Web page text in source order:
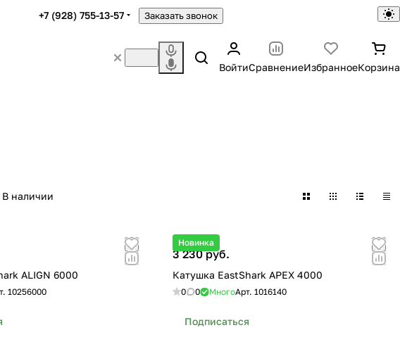
+7 (928) 755-13-57 Заказать звонок
ВойтиСравнениеИзбранноеКорзина
В наличии
ALIGN 6000
10256000
Новинка
3 230 руб.
Катушка EastShark APEX 4000
0 0 МногоАрт.1016140
Подписаться